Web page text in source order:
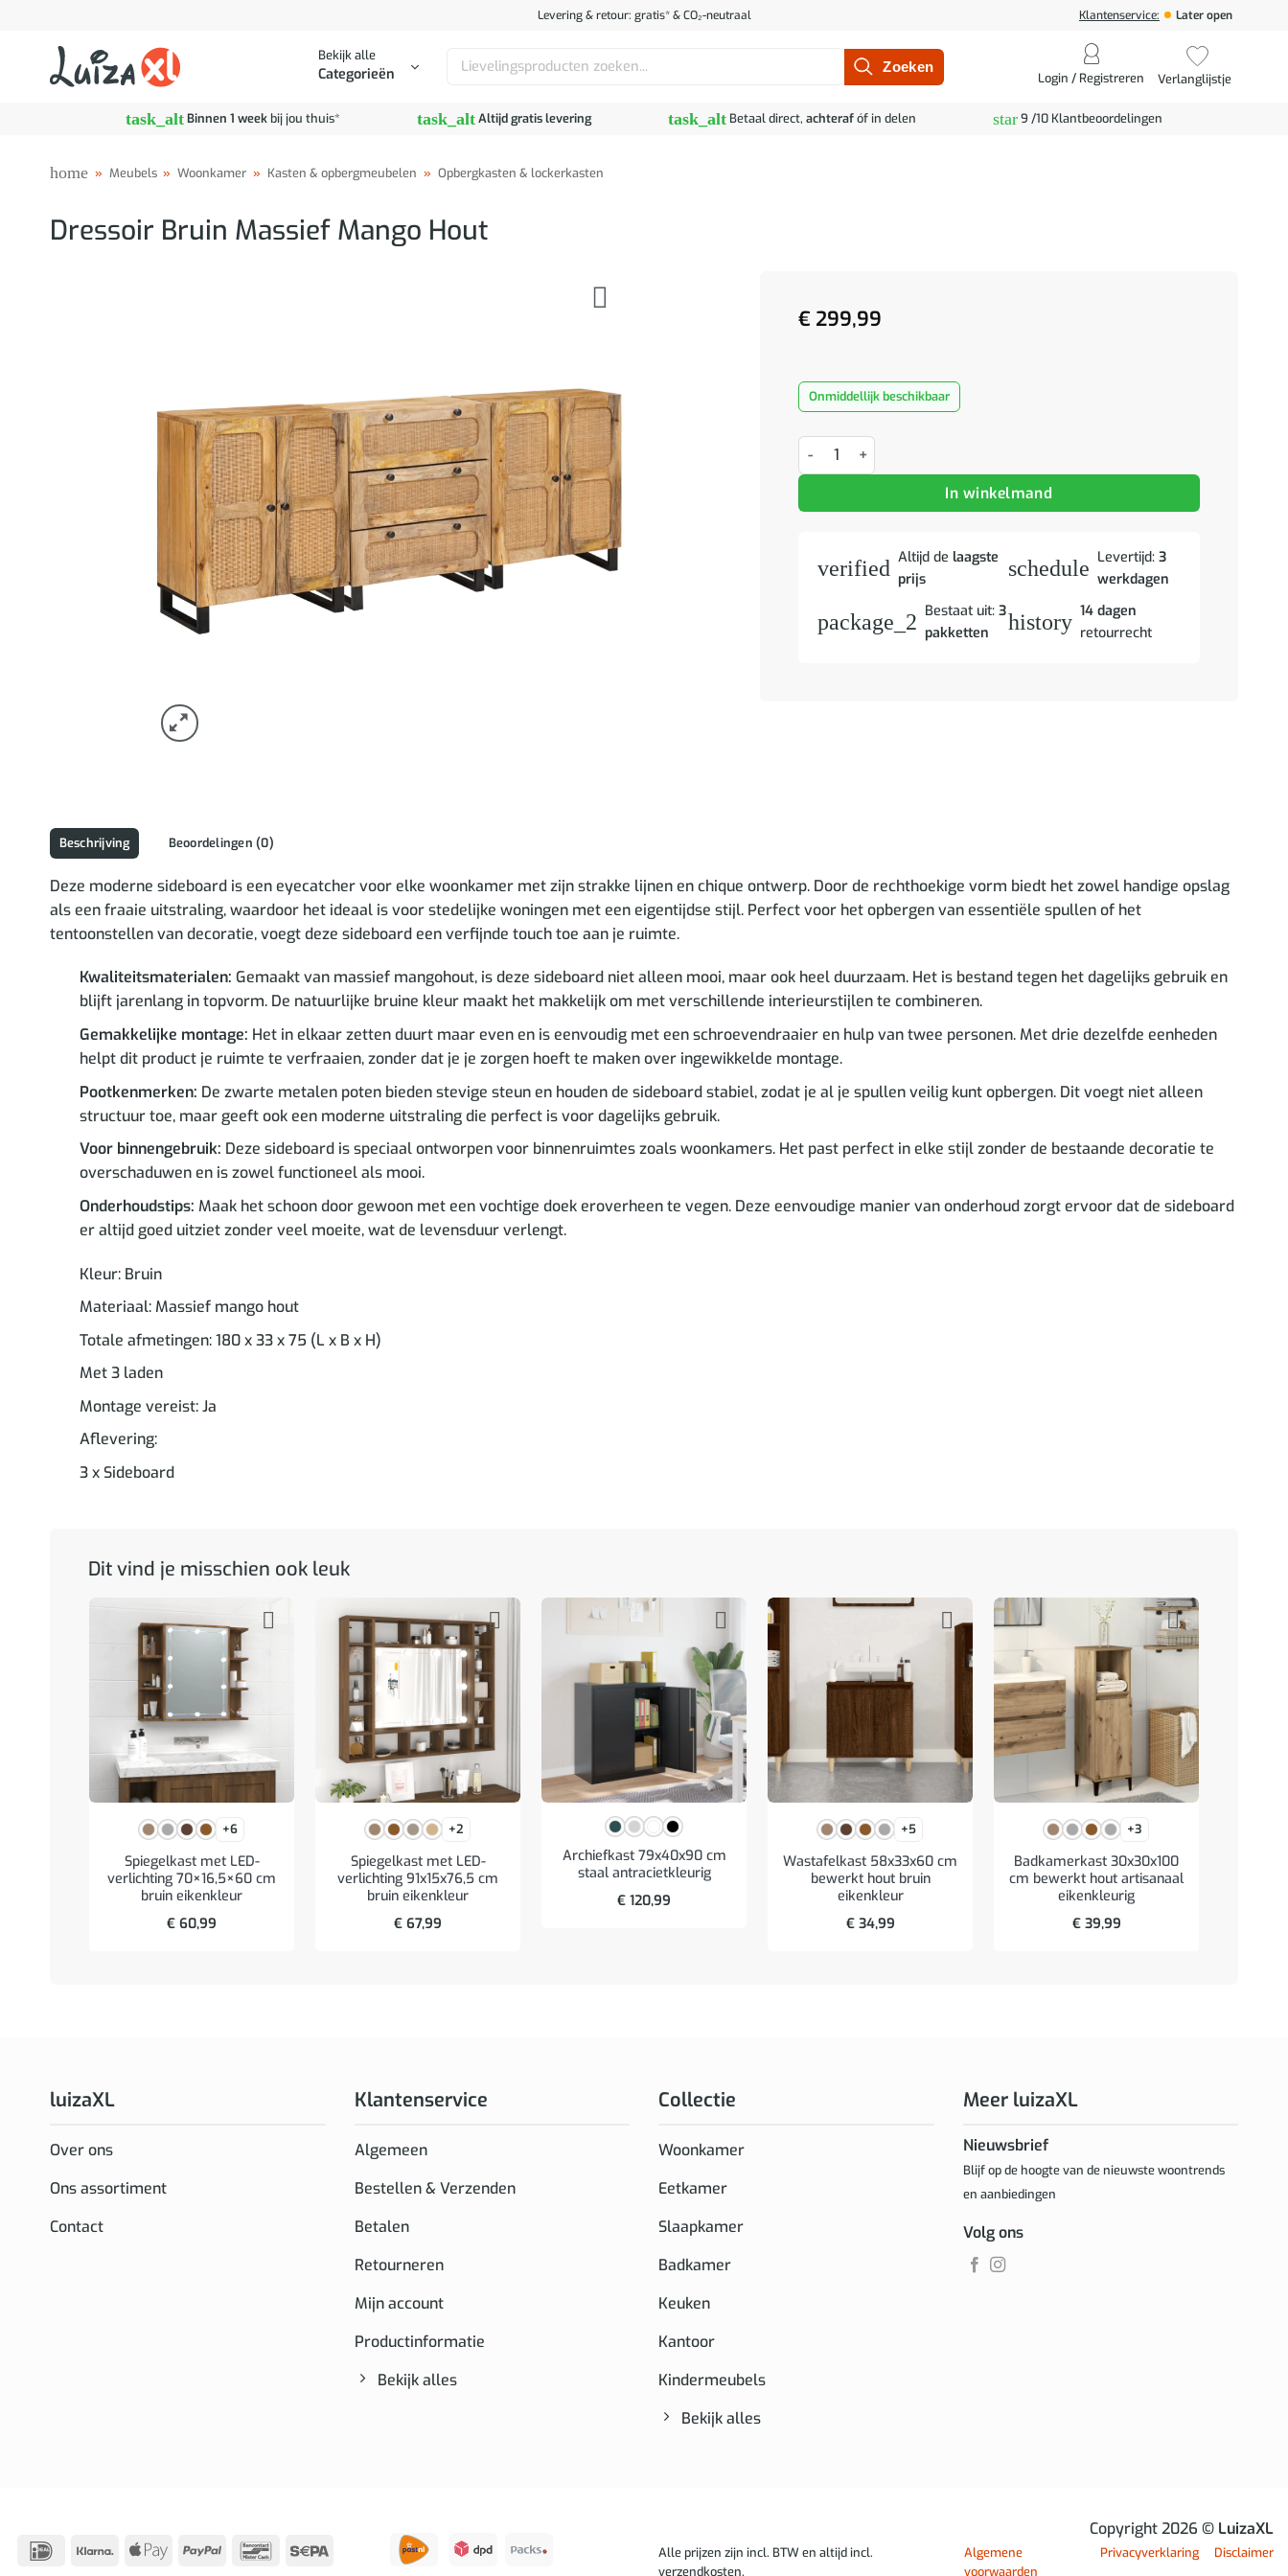
Levering & retour: gratis* & CO₂-neutraal Klantenservice: Later open
Bekijk alle
Categorieën
Zoeken
Login / Registreren Verlanglijstje
task_altBinnen 1 weekbij jou thuis* task_altAltijd gratis levering task_alt Betaal direct, achterafóf in delen star9 /10 Klantbeoordelingen
home » Meubels » Woonkamer » Kasten & opbergmeubelen » Opbergkasten & lockerkasten
Dressoir Bruin Massief Mango Hout
€ 299,99
Onmiddellijk beschikbaar
Dressoir Bruin Massief Mango Hout aantal
In winkelmand
verified Altijd de laagste
prijs
schedule Levertijd:3
werkdagen
package_2 Bestaat uit: 3
pakketten
history 14 dagen
retourrecht
Beschrijving Beoordelingen (0)
Deze moderne sideboard is een eyecatcher voor elke woonkamer met zijn strakke lijnen en chique ontwerp. Door de rechthoekige vorm biedt het zowel handige opslag
als een fraaie uitstraling, waardoor het ideaal is voor stedelijke woningen met een eigentijdse stijl. Perfect voor het opbergen van essentiële spullen of het
tentoonstellen van decoratie, voegt deze sideboard een verfijnde touch toe aan je ruimte.
Kwaliteitsmaterialen: Gemaakt van massief mangohout, is deze sideboard niet alleen mooi, maar ook heel duurzaam. Het is bestand tegen het dagelijks gebruik en
blijft jarenlang in topvorm. De natuurlijke bruine kleur maakt het makkelijk om met verschillende interieurstijlen te combineren.
Gemakkelijke montage: Het in elkaar zetten duurt maar even en is eenvoudig met een schroevendraaier en hulp van twee personen. Met drie dezelfde eenheden
helpt dit product je ruimte te verfraaien, zonder dat je je zorgen hoeft te maken over ingewikkelde montage.
Pootkenmerken: De zwarte metalen poten bieden stevige steun en houden de sideboard stabiel, zodat je al je spullen veilig kunt opbergen. Dit voegt niet alleen
structuur toe, maar geeft ook een moderne uitstraling die perfect is voor dagelijks gebruik.
Voor binnengebruik: Deze sideboard is speciaal ontworpen voor binnenruimtes zoals woonkamers. Het past perfect in elke stijl zonder de bestaande decoratie te
overschaduwen en is zowel functioneel als mooi.
Onderhoudstips: Maak het schoon door gewoon met een vochtige doek eroverheen te vegen. Deze eenvoudige manier van onderhoud zorgt ervoor dat de sideboard
er altijd goed uitziet zonder veel moeite, wat de levensduur verlengt.
Kleur: Bruin
Materiaal: Massief mango hout
Totale afmetingen: 180 x 33 x 75 (L x B x H)
Met 3 laden
Montage vereist: Ja
Aflevering:
3 x Sideboard
Dit vind je misschien ook leuk
+6
Spiegelkast met LED-
verlichting 70×16,5×60 cm
bruin eikenkleur
€ 60,99
+2
Spiegelkast met LED-
verlichting 91x15x76,5 cm
bruin eikenkleur
€ 67,99
Archiefkast 79x40x90 cm
staal antracietkleurig
€ 120,99
+5
Wastafelkast 58x33x60 cm
bewerkt hout bruin
eikenkleur
€34,99
+3
Badkamerkast 30x30x100
cm bewerkt hout artisanaal
eikenkleurig
€39,99
luizaXL
Over ons
Ons assortiment
Contact
Klantenservice
Algemeen
Bestellen & Verzenden
Betalen
Retourneren
Mijn account
Productinformatie
Bekijk alles
Collectie
Woonkamer
Eetkamer
Slaapkamer
Badkamer
Keuken
Kantoor
Kindermeubels
Bekijk alles
Meer luizaXL
Nieuwsbrief
Blijf op de hoogte van de nieuwste woontrends
en aanbiedingen
Volg ons
IDeal Klarna Apple
PayPal Bancontact
Sepa
Copyright 2026 © LuizaXL
Alle prijzen zijn incl. BTW en altijd incl.
verzendkosten.
Algemene
voorwaarden
Privacyverklaring Disclaimer